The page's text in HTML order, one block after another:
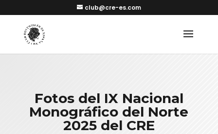
club@cre-es.com
Fotos del IX Nacional
Monográfico del Norte
2025 del CRE